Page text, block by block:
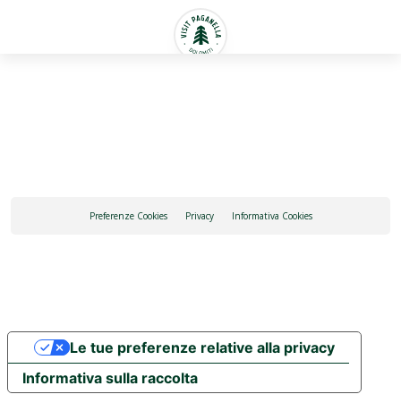
Preferenze Cookies Privacy Informativa Cookies
Informativa sulla raccolta
Le tue preferenze relative alla privacy